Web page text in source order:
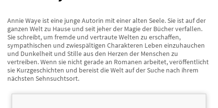
Annie Waye ist eine junge Autorin mit einer alten Seele. Sie ist auf der
ganzen Welt zu Hause und seit jeher der Magie der Bücher verfallen.
Sie schreibt, um fremde und vertraute Welten zu erschaffen,
sympathischen und zwiespältigen Charakteren Leben einzuhauchen
und Dunkelheit und Stille aus den Herzen der Menschen zu
vertreiben. Wenn sie nicht gerade an Romanen arbeitet, veröffentlicht
sie Kurzgeschichten und bereist die Welt auf der Suche nach ihrem
nächsten Sehnsuchtsort.